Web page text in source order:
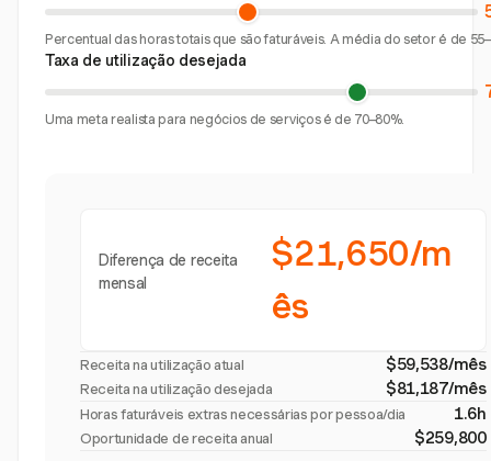
Percentual das horas totais que são faturáveis. A média do setor é de
Taxa de utilização desejada
Uma meta realista para negócios de serviços é de 70–80%.
Diferença de receita
mensal
$21,650/m
ês
Receita na utilização atual $59,538/mês
Receita na utilização desejada $81,187/mês
Horas faturáveis extras necessárias por pessoa/dia 1.6h
Oportunidade de receita anual $259,800